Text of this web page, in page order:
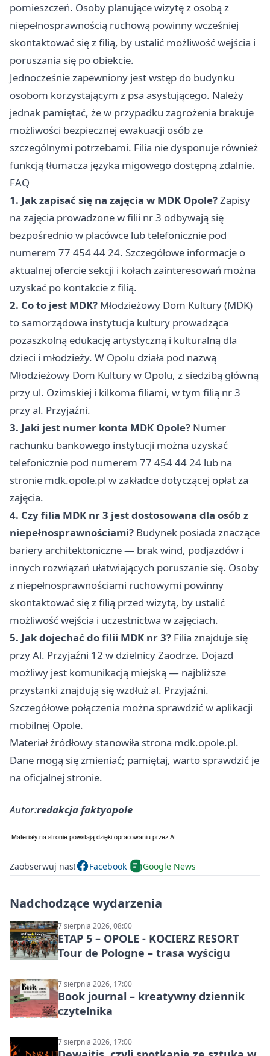
pomieszczeń. Osoby planujące wizytę z osobą z
niepełnosprawnością ruchową powinny wcześniej
skontaktować się z filią, by ustalić możliwość wejścia i
poruszania się po obiekcie.
Jednocześnie zapewniony jest wstęp do budynku
osobom korzystającym z psa asystującego. Należy
jednak pamiętać, że w przypadku zagrożenia brakuje
możliwości bezpiecznej ewakuacji osób ze
szczególnymi potrzebami. Filia nie dysponuje również
funkcją tłumacza języka migowego dostępną zdalnie.
FAQ
1. Jak zapisać się na zajęcia w MDK Opole?Zapisy
na zajęcia prowadzone w filii nr 3 odbywają się
bezpośrednio w placówce lub telefonicznie pod
numerem 77 454 44 24. Szczegółowe informacje o
aktualnej ofercie sekcji i kołach zainteresowań można
uzyskać po kontakcie z filią.
2. Co to jest MDK? Młodzieżowy Dom Kultury (MDK)
to samorządowa instytucja kultury prowadząca
pozaszkolną edukację artystyczną i kulturalną dla
dzieci i młodzieży. W Opolu działa pod nazwą
Młodzieżowy Dom Kultury w Opolu, z siedzibą główną
przy ul. Ozimskiej i kilkoma filiami, w tym filią nr 3
przy al. Przyjaźni.
3. Jaki jest numer konta MDK Opole? Numer
rachunku bankowego instytucji można uzyskać
telefonicznie pod numerem 77 454 44 24 lub na
stronie mdk.opole.pl w zakładce dotyczącej opłat za
zajęcia.
4. Czy filia MDK nr 3 jest dostosowana dla osób z
niepełnosprawnościami? Budynek posiada znaczące
bariery architektoniczne — brak wind, podjazdów i
innych rozwiązań ułatwiających poruszanie się. Osoby
z niepełnosprawnościami ruchowymi powinny
skontaktować się z filią przed wizytą, by ustalić
możliwość wejścia i uczestnictwa w zajęciach.
5. Jak dojechać do filii MDK nr 3? Filia znajduje się
przy Al. Przyjaźni 12 w dzielnicy Zaodrze. Dojazd
możliwy jest komunikacją miejską — najbliższe
przystanki znajdują się wzdłuż al. Przyjaźni.
Szczegółowe połączenia można sprawdzić w aplikacji
mobilnej Opole.
Materiał źródłowy stanowiła strona mdk.opole.pl.
Dane mogą się zmieniać; pamiętaj, warto sprawdzić je
na oficjalnej stronie.
Autor:redakcja faktyopole
Zaobserwuj nas! Facebook Google News
Nadchodzące wydarzenia
7 sierpnia 2026, 08:00
ETAP 5 – OPOLE - KOCIERZ RESORT
Tour de Pologne – trasa wyścigu
7 sierpnia 2026, 17:00
Book journal – kreatywny dziennik
czytelnika
7 sierpnia 2026, 17:00